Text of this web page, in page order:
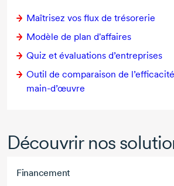
Maîtrisez vos flux de trésorerie
Modèle de plan d'affaires
Quiz et évaluations d’entreprises
Outil de comparaison de
main-d’œuvre
Découvrir nos
Financement